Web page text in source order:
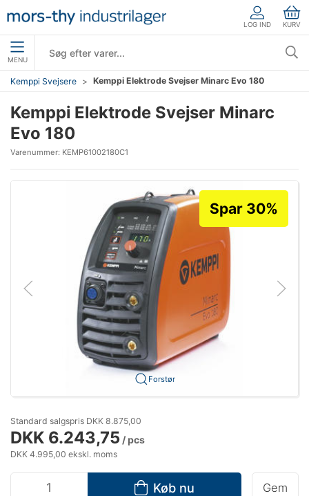
LOG IND KURV
MENU
Kemppi Svejsere Kemppi Elektrode Svejser Minarc Evo 180
Kemppi Elektrode Svejser Minarc
Evo 180
Varenummer: KEMP61002180C1
Forstør
Spar 30%
Standard salgspris DKK 8.875,00
DKK 6.243,75 / pcs
DKK 4.995,00 ekskl. moms
Køb nu Gem